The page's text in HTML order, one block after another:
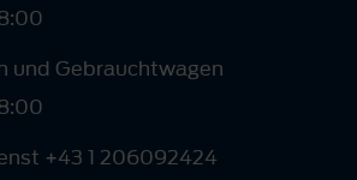
und Gebrauchtwagen
+43 1 206092424